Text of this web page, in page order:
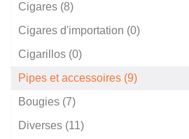
Cigares (8)
Cigares d'importation (0)
Cigarillos (0)
Pipes et accessoires (9)
Bougies (7)
Diverses (11)